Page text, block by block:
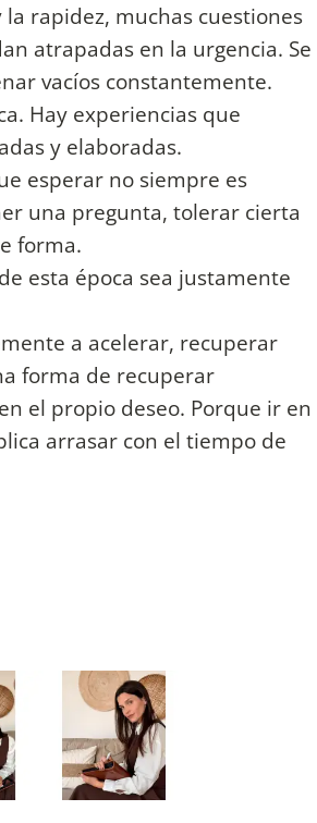
rapidez, muchas cuestiones
atrapadas en la urgencia. Se
vacíos constantemente.
Hay experiencias que
y elaboradas.
esperar no siempre es
una pregunta, tolerar cierta
forma.
esta época sea justamente
a acelerar, recuperar
forma de recuperar
el propio deseo. Porque ir en
arrasar con el tiempo de